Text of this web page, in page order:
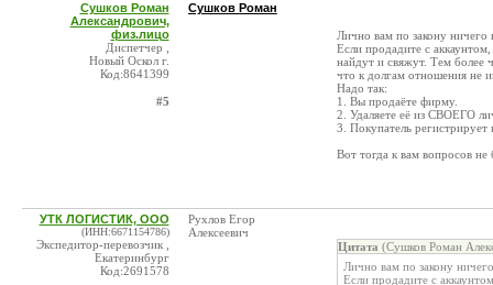
Сушков Роман
Александрович,
физ.лицо
Диспетчер ,
Новый Оскол г.
Код:8641399
#5
Сушков Роман
Лично вам по закону ничего
Если продадите с
найдут и свяжут. Тем более
что к долгам отношения не
Надо так:
1. Вы продаёте фирму.
2. Удаляете её из СВОЕГО
3. Покупатель
Вот тогда к вам вопросов не
УТК ЛОГИСТИК, ООО
(ИНН:6671154786)
Экспедитор-перевозчик ,
Екатеринбург
Код:2691578
Рухлов Егор
Алексеевич
Цитата (Сушков Роман
Лично вам по закону
Если продадите с